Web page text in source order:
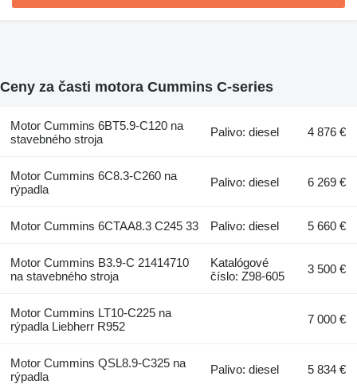
Ceny za časti motora Cummins C-series
Motor Cummins 6BT5.9-C120 na
stavebného stroja
Palivo: diesel 4 876 €
Motor Cummins 6C8.3-C260 na
rýpadla
Palivo: diesel 6 269 €
Motor Cummins 6CTAA8.3 C245 33 Palivo: diesel 5 660 €
Motor Cummins B3.9-C 21414710
na stavebného stroja
Katalógové
číslo: Z98-605
3 500 €
Motor Cummins LT10-C225 na
rýpadla Liebherr R952
7 000 €
Motor Cummins QSL8.9-C325 na
rýpadla
Palivo: diesel 5 834 €